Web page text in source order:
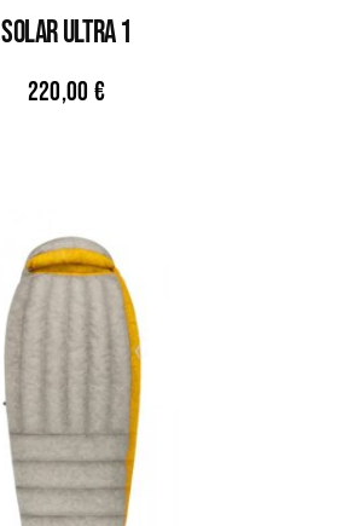
SOLAR ULTRA 1
220,00 €